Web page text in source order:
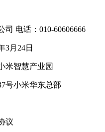
电话：010-60606666
3月24日
米智慧产业园
号小米华东总部
议